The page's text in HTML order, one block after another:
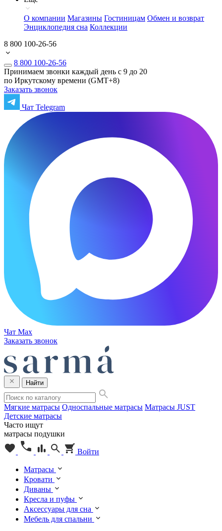
О компании Магазины Гостиницам Обмен и возврат
Энциклопедия сна Коллекции
8 800 100-26-56
8 800 100-26-56
Принимаем звонки каждый день с 9 до 20
по Иркутскому времени (GMT+8)
Заказать звонок
Чат Telegram
Чат Max
Заказать звонок
Найти
Мягкие матрасы Односпальные матрасы Матрасы JUST
Детские матрасы
Часто ищут
матрасы подушки
Войти
Матрасы
Кровати
Диваны
Кресла и пуфы
Аксессуары для сна
Мебель для спальни